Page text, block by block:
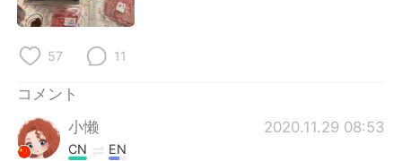
Русский
57 11
コメント
小懒
2020.11.29 08:53
CN EN